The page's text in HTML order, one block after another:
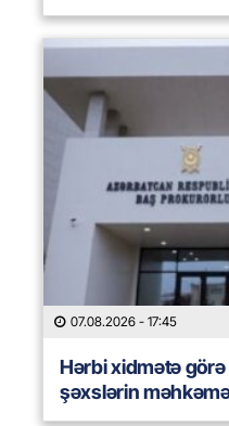
07.08.2026 - 17:45
Hərbi xidmətə
şəxslərin